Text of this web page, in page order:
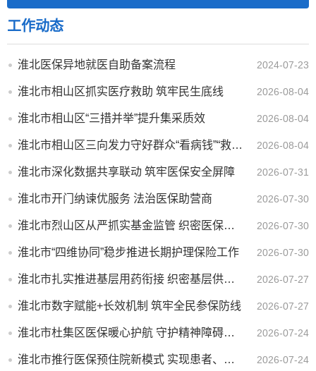
工作动态
淮北医保异地就医自助备案流程 2024-07-23
淮北市相山区抓实医疗救助 筑牢民生底线 2026-08-04
淮北市相山区“三措并举”提升集采质效 2026-08-04
淮北市相山区三向发力守好群众“看病钱”“救命钱” 2026-08-04
淮北市深化数据共享联动 筑牢医保安全屏障 2026-07-31
淮北市开门纳谏优服务 法治医保助营商 2026-07-30
淮北市烈山区从严抓实基金监管 织密医保民生安全防线 2026-07-30
淮北市“四维协同”稳步推进长期护理保险工作 2026-07-30
淮北市扎实推进基层用药衔接 织密基层供药“保障网” 2026-07-27
淮北市数字赋能+长效机制 筑牢全民参保防线 2026-07-27
淮北市杜集区医保暖心护航 守护精神障碍患者身心健康 2026-07-24
淮北市推行医保预住院新模式 实现患者、医院、医保三方共赢 2026-07-24